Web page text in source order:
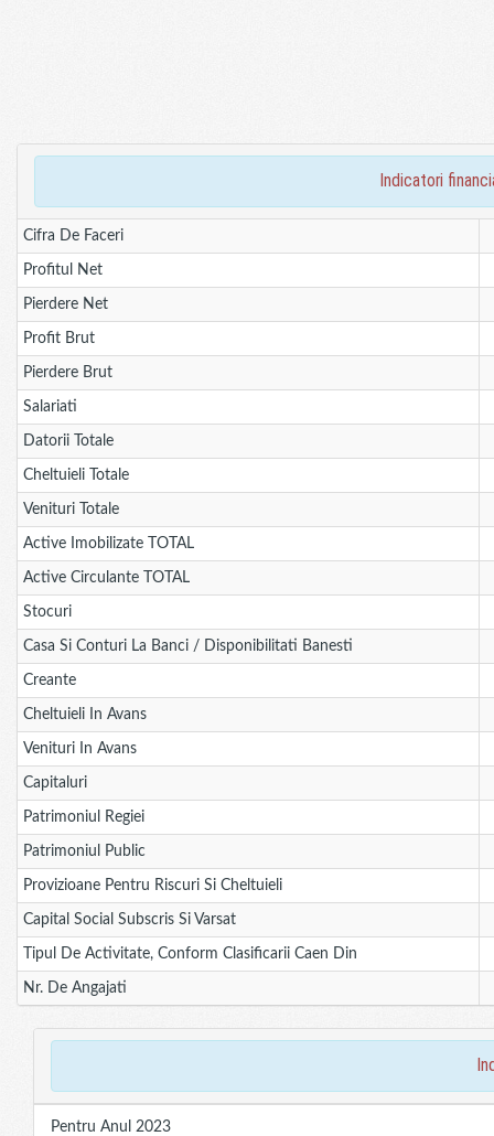
indicatori
Cifra De Faceri
Profitul Net
Pierdere Net
Profit Brut
Pierdere Brut
Salariati
Datorii Totale
Cheltuieli Totale
Venituri Totale
Active Imobilizate TOTAL
Active Circulante TOTAL
Stocuri
Casa Si Conturi La Banci / Disponibilitati Banesti
Creante
Cheltuieli In Avans
Venituri In Avans
Capitaluri
Patrimoniul Regiei
Patrimoniul Public
Provizioane Pentru Riscuri Si Cheltuieli
Capital Social Subscris Si Varsat
Tipul De Activitate, Conform Clasificarii Caen Din
Nr. De Angajati
Pentru Anul 2023